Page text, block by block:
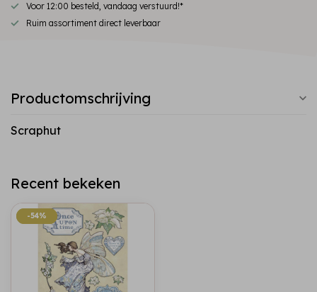
Voor 12:00 besteld, vandaag verstuurd!*
Ruim assortiment direct leverbaar
Productomschrijving
Scraphut
Recent bekeken
-54%
-54%